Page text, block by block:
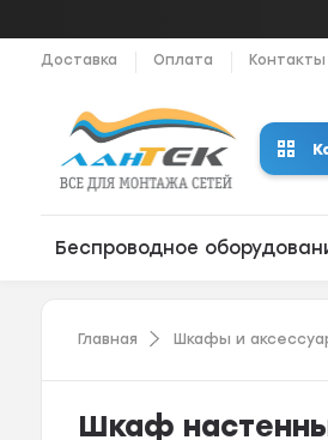
Доставка Оплата Контакты
Беспроводное
Главная Шкафы и
Шкаф